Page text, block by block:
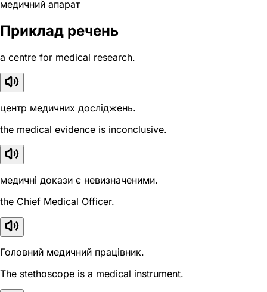
медичний апарат
Приклад речень
a centre for medical research.
центр медичних досліджень.
the medical evidence is inconclusive.
медичні докази є невизначеними.
the Chief Medical Officer.
Головний медичний працівник.
The stethoscope is a medical instrument.